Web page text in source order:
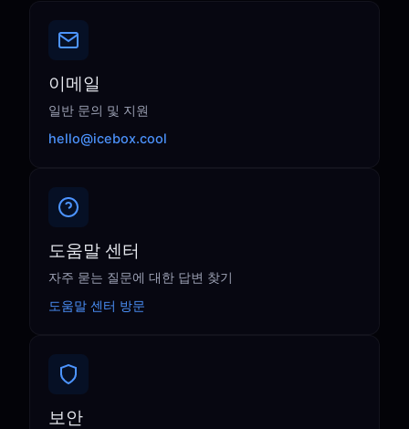
이메일
일반 문의 및 지원
hello@icebox.cool
도움말 센터
자주 묻는 질문에 대한 답변 찾기
도움말 센터 방문
보안